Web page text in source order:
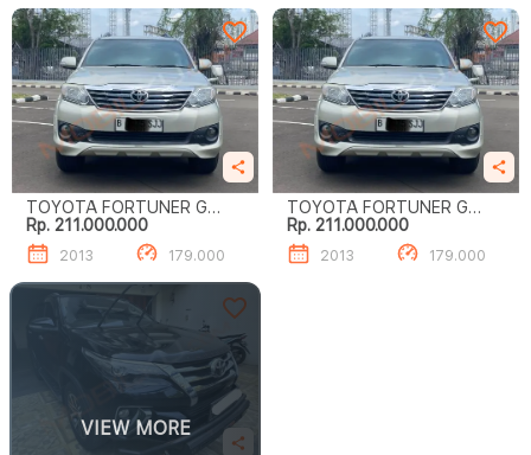
TOYOTA FORTUNER G
LUXURY 2.7
Rp. 211.000.000
2013 179.000
TOYOTA FORTUNER G
LUXURY
Rp. 211.000.000
2013 179.000
VIEW MORE